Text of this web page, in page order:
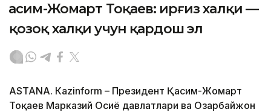
Қасим-Жомарт Тоқаев: Қирғиз халқи —
қозоқ халқи учун қардош эл
ASTANА. Кazinform – Президент Қасим-Жомарт
Тоқаев Марказий Осиё давлатлари ва Озарбайжон